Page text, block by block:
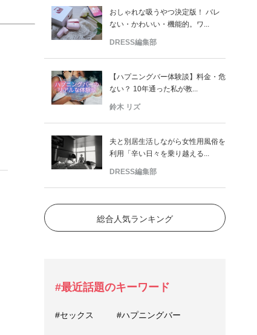
おしゃれな吸うやつ決定版！ バレ
ない・かわいい・機能的。ワ...
DRESS編集部
【ハプニングバー体験談】料金・危
ない？ 10年通った私が教...
鈴木 リズ
夫と別居生活しながら女性用風俗を
利用「辛い日々を乗り越える...
DRESS編集部
総合人気ランキング
#最近話題のキーワード
#セックス #ハプニングバー